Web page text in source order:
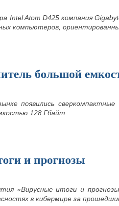
Intel Atom D425 компания
компьютеров,
большой
появились
128 Гбайт
и прогнозы
«Вирусные итоги и
в кибермире за